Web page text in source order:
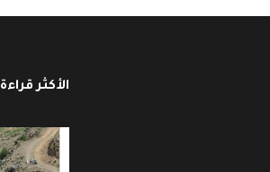
الأكثر قراءة